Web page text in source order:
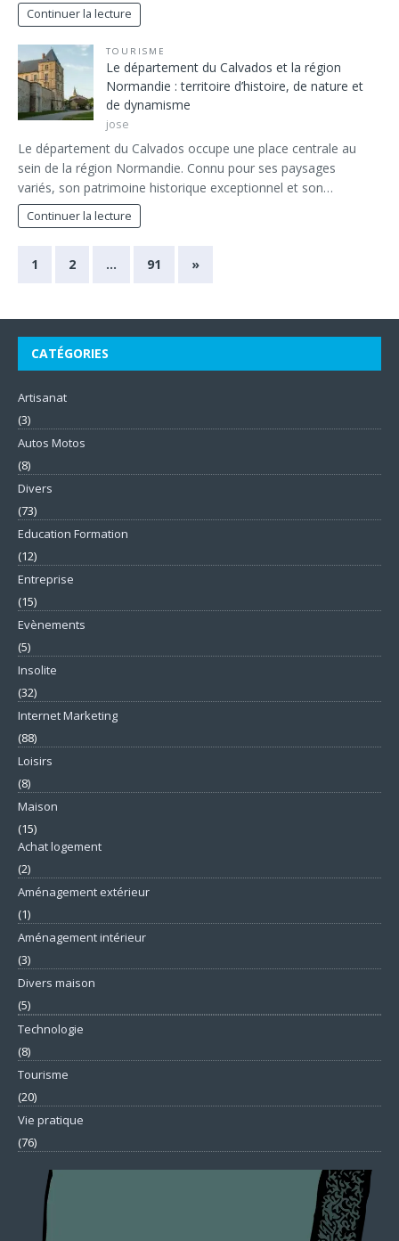
Continuer la lecture
TOURISME
Le département du Calvados et la région
Normandie : territoire d’histoire, de nature et
de dynamisme
jose
Le département du Calvados occupe une place centrale au
sein de la région Normandie. Connu pour ses paysages
variés, son patrimoine historique exceptionnel et son…
Continuer la lecture
1 2 … 91 »
CATÉGORIES
Artisanat
(3)
Autos Motos
(8)
Divers
(73)
Education Formation
(12)
Entreprise
(15)
Evènements
(5)
Insolite
(32)
Internet Marketing
(88)
Loisirs
(8)
Maison
(15)
Achat logement
(2)
Aménagement extérieur
(1)
Aménagement intérieur
(3)
Divers maison
(5)
Technologie
(8)
Tourisme
(20)
Vie pratique
(76)